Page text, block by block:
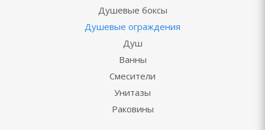
Душевые боксы
Душевые ограждения
Душ
Ванны
Смесители
Унитазы
Раковины